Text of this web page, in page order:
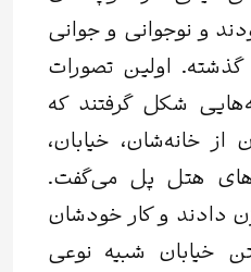
و نوجوانی و جوانی
اولین تصورات
شکل گرفتند که
خانه‌شان، خیابان،
هتل پل می‌گفت.
و کار خودشان
خیابان شبیه نوعی